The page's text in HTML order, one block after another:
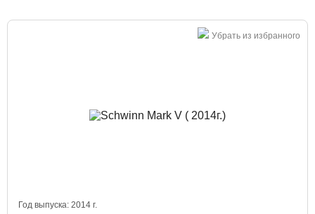
Убрать из избранного
Год выпуска: 2014 г.